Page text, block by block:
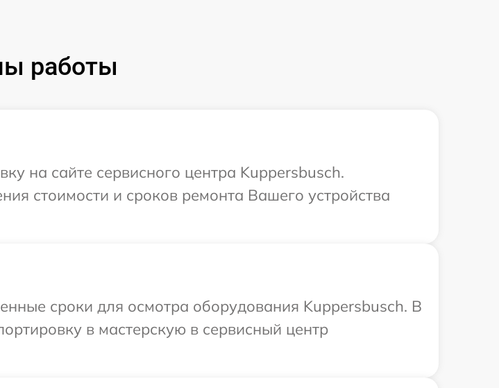
работы
на сайте сервисного центра Kuppersbusch.
стоимости и сроков ремонта Вашего устройства
сроки для осмотра оборудования Kuppersbusch. В
в мастерскую в сервисный центр